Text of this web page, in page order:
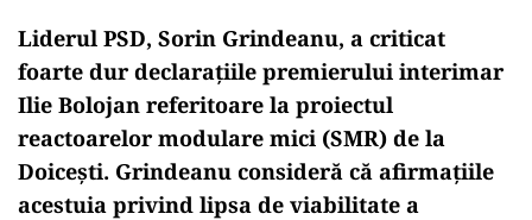
Liderul PSD, Sorin Grindeanu, a criticat
foarte dur declarațiile premierului interimar
Ilie Bolojan referitoare la proiectul
reactoarelor modulare mici (SMR) de la
Doicești. Grindeanu consideră că afirmațiile
acestuia privind lipsa de viabilitate a